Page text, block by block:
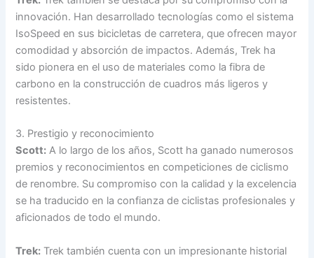
innovación. Han desarrollado tecnologías como el sistema
IsoSpeed en sus bicicletas de carretera, que ofrecen mayor
comodidad y absorción de impactos. Además, Trek ha
sido pionera en el uso de materiales como la fibra de
carbono en la construcción de cuadros más ligeros y
resistentes.
3. Prestigio y reconocimiento
Scott: A lo largo de los años, Scott ha ganado numerosos
premios y reconocimientos en competiciones de ciclismo
de renombre. Su compromiso con la calidad y la excelencia
se ha traducido en la confianza de ciclistas profesionales y
aficionados de todo el mundo.
Trek: Trek también cuenta con un impresionante historial